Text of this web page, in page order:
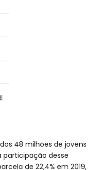
48 milhões de jovens
participação desse
de 22,4% em 2019,